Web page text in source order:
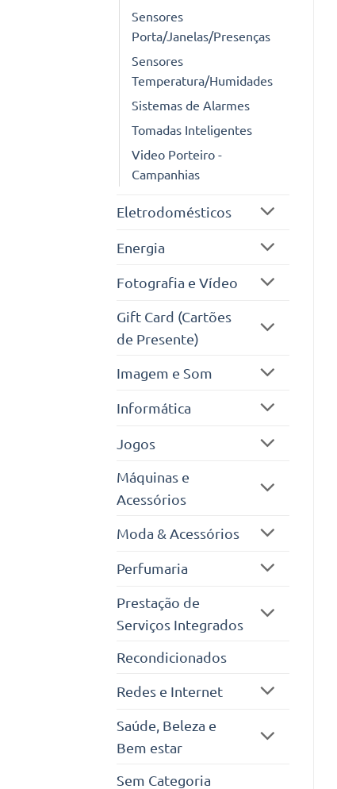
Sensores
Porta/Janelas/Presenças
Sensores
Temperatura/Humidades
Sistemas de Alarmes
Tomadas Inteligentes
Video Porteiro -
Campanhias
Eletrodomésticos
Energia
Fotografia e Vídeo
Gift Card (Cartões
de Presente)
Imagem e Som
Informática
Jogos
Máquinas e
Acessórios
Moda & Acessórios
Perfumaria
Prestação de
Serviços Integrados
Recondicionados
Redes e Internet
Saúde, Beleza e
Bem estar
Sem Categoria